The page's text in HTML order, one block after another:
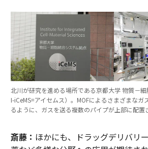
北川が研究を進める場所である京都大学 物質－
I-iCeMS=アイセムス）。MOFによるさまざまなガ
るように、ガスを送る複数のパイプが上部に配置
斎藤： ほかにも、ドラッグデリバリ